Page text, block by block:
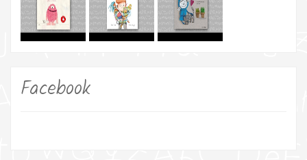
Facebook